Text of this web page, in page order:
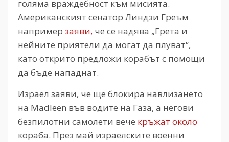
голяма враждебност към мисията.
Американският сенатор Линдзи Греъм
например заяви, че се надява „Грета и
нейните приятели да могат да плуват“,
като открито предложи корабът с помощи
да бъде нападнат.
Израел заяви, че ще блокира навлизането
на Madleen във водите на Газа, а негови
безпилотни самолети вече кръжат около
кораба. През май израелските военни